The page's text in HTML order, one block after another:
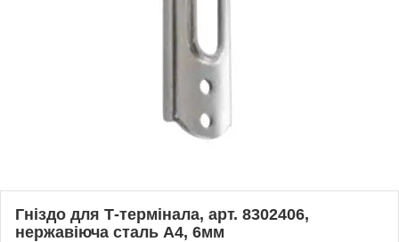
Гніздо для Т-термінала, арт. 8302406,
нержавіюча сталь А4, 6мм